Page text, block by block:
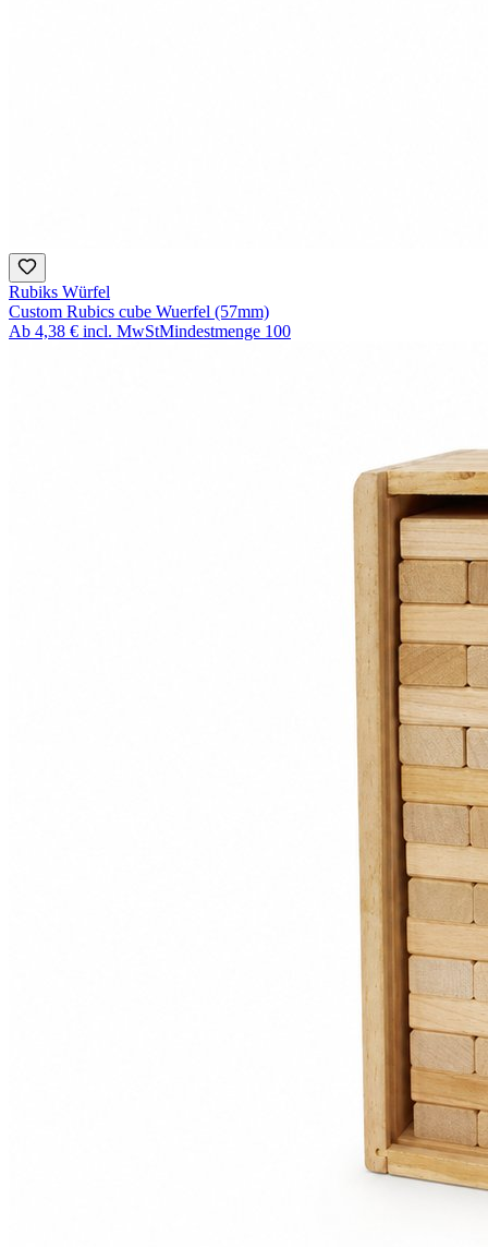
Rubiks Würfel
Custom Rubics cube Wuerfel (57mm)
Ab 4,38 € incl. MwStMindestmenge 100